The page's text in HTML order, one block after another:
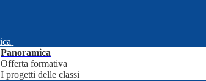
Panoramica
Offerta formativa
I progetti delle classi